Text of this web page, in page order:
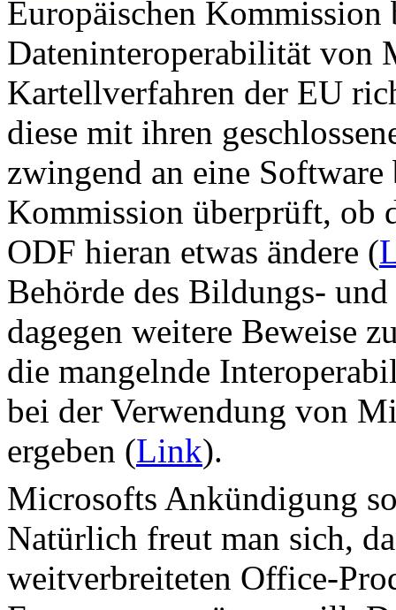
Europäischen Kommission
Dateninteroperabilität von
Kartellverfahren der EU
diese mit ihren
zwingend an eine
Kommission überprüft, ob
ODF hieran etwas ändere (
Behörde des Bildungs-
dagegen weitere Beweise
die mangelnde
bei der Verwendung von
ergeben (Link).
Microsofts Ankündigung
Natürlich freut man sich,
weitverbreiteten Office-